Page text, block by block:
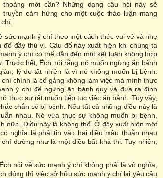
thoảng mới cần? Những dạng câu hỏi này sẽ
truyền cảm hứng cho một cuộc thảo luận mang
sức mạnh ý chí theo một cách thức vui vẻ và nhẹ
đầy thú vị. Câu đố này xuất hiện khi chúng ta
ý chí có thể dẫn đến một kết luận không hợp
Trước hết, Ếch nói rằng nó muốn ngừng ăn bánh
lý do tất nhiên là vì nó không muốn bị bệnh.
chính là cố gắng không làm việc mà mình thực
ý chí để ngừng ăn bánh quy và đưa ra định
thực sự rất muốn tiếp tục việc ăn bánh. Tuy vậy,
chắn sẽ bị bệnh. Nếu tất cả những điều này là
nhau. Nó vừa thực sự không muốn bị bệnh,
nữa. Điều này là không thể. Ở đây xuất hiện một
nghĩa là phải tin vào hai điều mâu thuẫn nhau
dường như là một điều bất khả thi. Tuy nhiên,
nói về sức mạnh ý chí không phải là vô nghĩa,
đúng thì việc sở hữu sức mạnh ý chí lại yêu cầu